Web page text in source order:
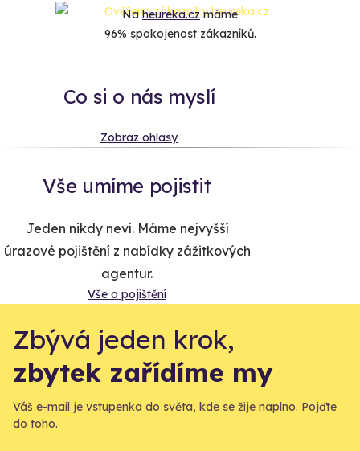
Naheureka.czmáme
96% spokojenost zákazníků.
Co si o nás myslí
Zobraz ohlasy
Vše umíme pojistit
Jeden nikdy neví. Máme nejvyšší
úrazové pojištění z nabídky zážitkových
agentur.
Vše o pojištění
Zbývá jeden krok,
zbytek zařídíme my
Váš e-mail je vstupenka do světa, kde se žije naplno. Pojďte
do toho.